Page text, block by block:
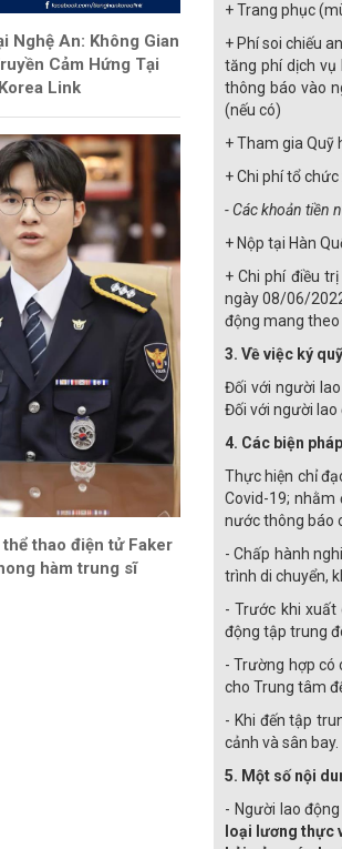
Nghệ An: Không Gian
Cảm Hứng Tại
Korea Link
thể thao điện tử Faker
hàm trung sĩ
+ Trang phục
+ Phí soi chiếu
tăng phí dịch
thông báo vào
(nếu có)
+ Tham gia Quỹ
+ Chi phí tổ
- Các khoản tiền
+ Nộp tại Hàn
+ Chi phí điều
ngày 08/06/
động mang theo
3. Về việc ký
Đối với người
Đối với người lao
4. Các biện
Thực hiện chỉ
Covid-19; nhằm
nước thông báo
- Chấp hành
trình di chuyển,
- Trước khi xuất
động tập trung
- Trường hợp có
cho Trung tâm
- Khi đến tập
cảnh và sân bay.
5. Một số nội
- Người lao
loại lương thực